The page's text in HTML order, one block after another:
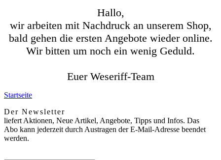
Hallo,
wir arbeiten mit Nachdruck an unserem Shop,
bald gehen die ersten Angebote wieder online.
Wir bitten um noch ein wenig Geduld.
Euer Weseriff-Team
Startseite
Der Newsletter
liefert Aktionen, Neue Artikel, Angebote, Tipps und Infos. Das
Abo kann jederzeit durch Austragen der E-Mail-Adresse beendet
werden.